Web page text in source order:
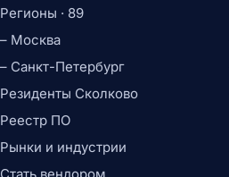
Регионы · 89
– Москва
– Санкт-Петербург
Резиденты Сколково
Реестр ПО
Рынки и индустрии